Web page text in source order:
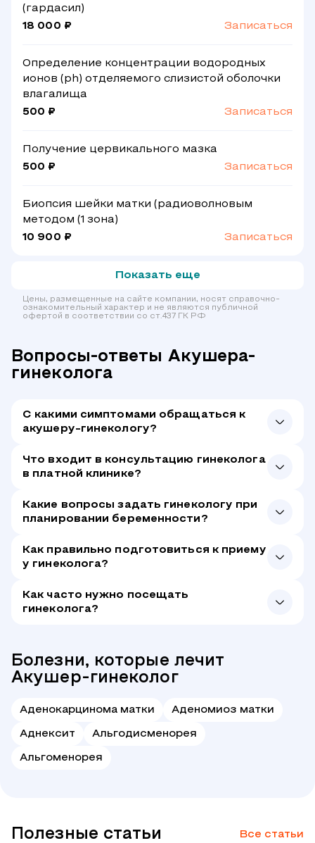
(гардасил)
18 000 ₽
Записаться
Определение концентрации водородных
ионов (ph) отделяемого слизистой оболочки
влагалища
500 ₽
Записаться
Получение цервикального мазка
500 ₽
Записаться
Биопсия шейки матки (радиоволновым
методом (1 зона)
10 900 ₽
Записаться
Показать еще
Цены, размещенные на сайте компании, носят справочно-
ознакомительный характер и не являются публичной
офертой в соответствии со ст.437 ГК РФ
Вопросы-ответы Акушера-
гинеколога
С какими симптомами обращаться к
акушеру-гинекологу?
Что входит в консультацию гинеколога
в платной клинике?
Какие вопросы задать гинекологу при
планировании беременности?
Как правильно подготовиться к приему
у гинеколога?
Как часто нужно посещать
гинеколога?
Болезни, которые лечит
Акушер-гинеколог
Аденокарцинома матки Аденомиоз матки
Аднексит Альгодисменорея
Альгоменорея
Полезные статьи Все статьи